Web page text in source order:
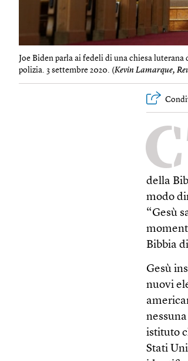
Joe Biden parla ai fedeli di una chiesa
polizia. 3 settembre 2020. (Kevin Lamarque,
della
modo
“Gesù
Bibbia
Gesù
nuovi
istituto
Stati